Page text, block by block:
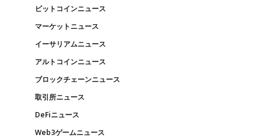
ビットコインニュース
マーケットニュース
イーサリアムニュース
アルトコインニュース
ブロックチェーンニュース
取引所ニュース
DeFiニュース
Web3ゲームニュース